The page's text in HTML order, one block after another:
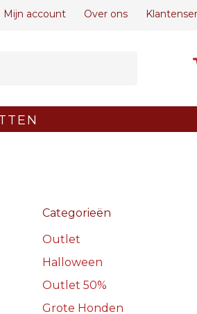
Mijn account Over ons
Categorieën
Outlet
Halloween
Outlet 50%
Grote Honden